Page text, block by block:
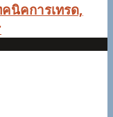
นิคการเทรด,